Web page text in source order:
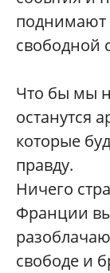
поднимают
свободной
Что бы мы
останутся
которые
правду.
Ничего
Франции
свободе и